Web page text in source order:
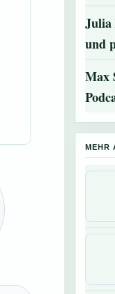
Julia
und
Max
MEHR